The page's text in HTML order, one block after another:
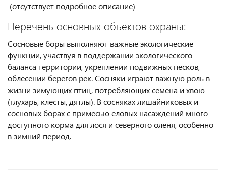
(отсутствует подробное описание)
Перечень основных объектов охраны:
Сосновые боры выполняют важные экологические
функции, участвуя в поддержании экологического
баланса территории, укреплении подвижных песков,
облесении берегов рек. Сосняки играют важную роль в
жизни зимующих птиц, потребляющих семена и хвою
(глухарь, клесты, дятлы). В сосняках лишайниковых и
сосновых борах с примесью еловых насаждений много
доступного корма для лося и северного оленя, особенно
в зимний период.